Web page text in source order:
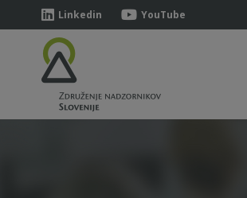
Linkedin YouTube